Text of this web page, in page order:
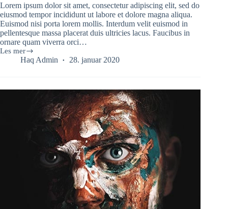
Lorem ipsum dolor sit amet, consectetur adipiscing elit, sed do
eiusmod tempor incididunt ut labore et dolore magna aliqua.
Euismod nisi porta lorem mollis. Interdum velit euismod in
pellentesque massa placerat duis ultricies lacus. Faucibus in
ornare quam viverra orci…
Les mer
Diam
Maecenas
Wauris
Haq Admin 28. januar 2020